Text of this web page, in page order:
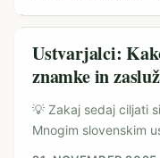
video/short-form
združuje domačo
znamke tam iščejo
industrija spreminja:
napovedujejo, da bo
rastoč z AI in mikro-
Ustvarjalci:
znamke in
💡 Zakaj sedaj ciljati
Mnogim slovenskim